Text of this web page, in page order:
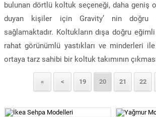
bulunan dörtlü koltuk seçeneği, daha geniş
duyan kişiler için Gravity’ nin doğru
sağlamaktadır. Koltukların dışa doğru eğimli
rahat görünümlü yastıkları ve minderleri
ortaya tarz sahibi bir koltuk takımının
« < 19 20 21 22